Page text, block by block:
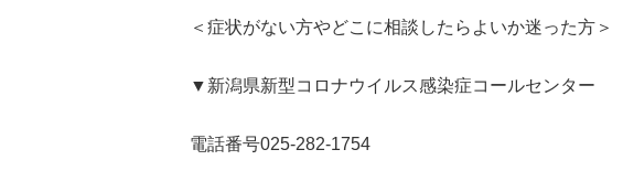
＜症状がない方やどこに相談したらよいか迷った方＞
▼新潟県新型コロナウイルス感染症コールセンター
電話番号025-282-1754